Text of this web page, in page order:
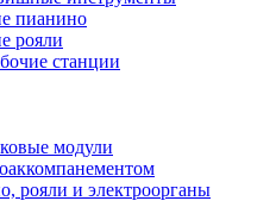
пианино
рояли
станции
модули
рояли и электроорганы